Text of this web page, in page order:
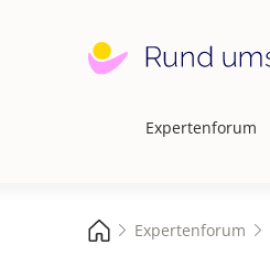
Hauptnavigation
Expertenforum
Expertenforum